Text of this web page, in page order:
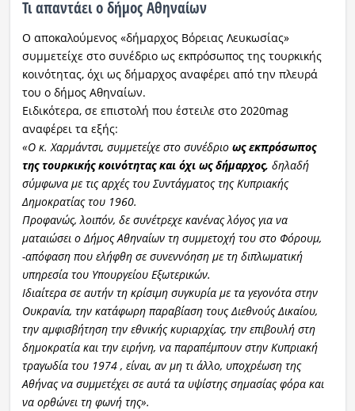
Τι απαντάει ο δήμος Αθηναίων
Ο αποκαλούμενος «δήμαρχος Βόρειας Λευκωσίας»
συμμετείχε στο συνέδριο ως εκπρόσωπος της τουρκικής
κοινότητας, όχι ως δήμαρχος αναφέρει από την πλευρά
του ο δήμος Αθηναίων.
Ειδικότερα, σε επιστολή που έστειλε στο 2020mag
αναφέρει τα εξής:
«Ο κ. Χαρμάντσι, συμμετείχε στο συνέδριο ως εκπρόσωπος
της τουρκικής κοινότητας και όχι ως δήμαρχος, δηλαδή
σύμφωνα με τις αρχές του Συντάγματος της Κυπριακής
Δημοκρατίας του 1960.
Προφανώς, λοιπόν, δε συνέτρεχε κανένας λόγος για να
ματαιώσει ο Δήμος Αθηναίων τη συμμετοχή του στο Φόρουμ,
-απόφαση που ελήφθη σε συνεννόηση με τη διπλωματική
υπηρεσία του Υπουργείου Εξωτερικών.
Ιδιαίτερα σε αυτήν τη κρίσιμη συγκυρία με τα γεγονότα στην
Ουκρανία, την κατάφωρη παραβίαση τους Διεθνούς Δικαίου,
την αμφισβήτηση την εθνικής κυριαρχίας, την επιβουλή στη
δημοκρατία και την ειρήνη, να παραπέμπουν στην Κυπριακή
τραγωδία του 1974 , είναι, αν μη τι άλλο, υποχρέωση της
Αθήνας να συμμετέχει σε αυτά τα υψίστης σημασίας φόρα και
να ορθώνει τη φωνή της».